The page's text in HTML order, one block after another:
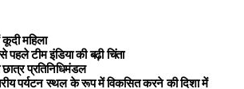
महिला
टीम इंडिया की बढ़ी चिंता
प्रतिनिधिमंडल
पर्यटन स्थल के रूप में विकसित करने की दिशा में